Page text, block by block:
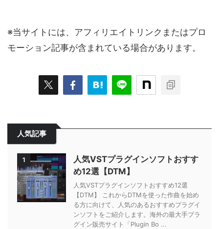
※当サイトには、アフィリエイトリンクまたはプロ
モーション記事が含まれている場合があります。
人気記事
1
人気VSTプラグインソフトおすす
め12選【DTM】
人気VSTプラグインソフトおすすめ12選
【DTM】 これからDTMを使った作曲を始め
る方に向けて、人気のあるおすすめプラグイ
ンソフトをご紹介します。海外の最大手プラ
グイン販売サイト「Plugin Bo ...